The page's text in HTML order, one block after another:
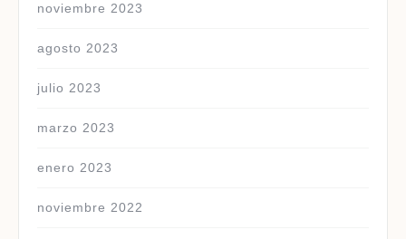
noviembre 2023
agosto 2023
julio 2023
marzo 2023
enero 2023
noviembre 2022